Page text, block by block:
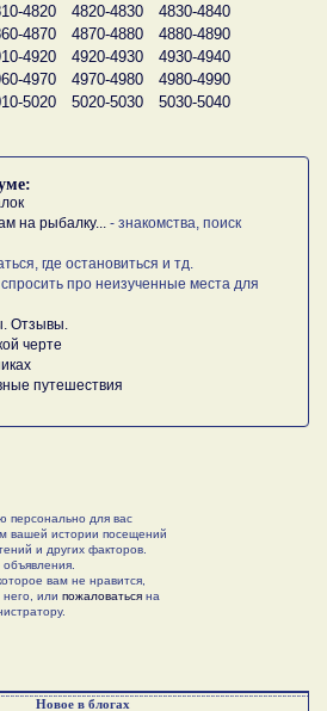
4820 4820-4830
4830-4840
4870 4870-4880
4880-4890
4920 4920-4930
4930-4940
4970 4970-4980
4980-4990
5020 5020-5030
5030-5040
на рыбалку... - знакомства, поиск
где остановиться и тд.
про неизученные места для
Отзывы.
черте
путешествия
персонально для вас
вашей истории посещений
и других факторов.
вам не нравится,
него, или пожаловаться на
Новое в блогах